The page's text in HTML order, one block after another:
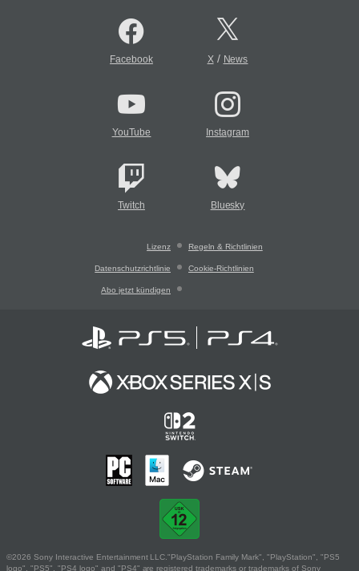
Facebook X/ News
YouTube Instagram
Twitch Bluesky
Lizenz Regeln & Richtlinien
Datenschutzrichtlinie Cookie-Richtlinien
Abo jetzt kündigen
©2026 Sony Interactive Entertainment LLC."PlayStation Family Mark", "PlayStation", "PS5
logo", "PS5", "PS4 logo" and "PS4" are registered trademarks or trademarks of Sony